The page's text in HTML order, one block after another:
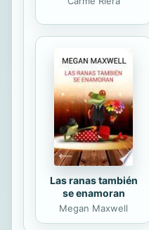
Las ranas también
se enamoran
Megan Maxwell